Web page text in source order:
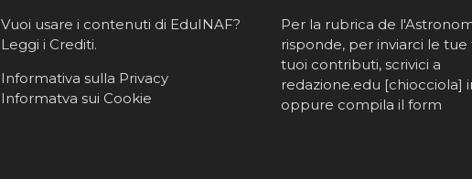
Vuoi usare i contenuti di EduINAF?
Leggi i Crediti.
Informativa sulla Privacy
Informatva sui Cookie
Per la rubrica de
risponde, per inviarci le tue
tuoi contributi, scrivici a
redazione.edu [chiocciola]
oppure compila il form